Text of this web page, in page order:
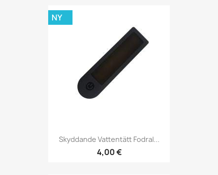
Skyddande Vattentätt Fodral...
4,00 €
NY